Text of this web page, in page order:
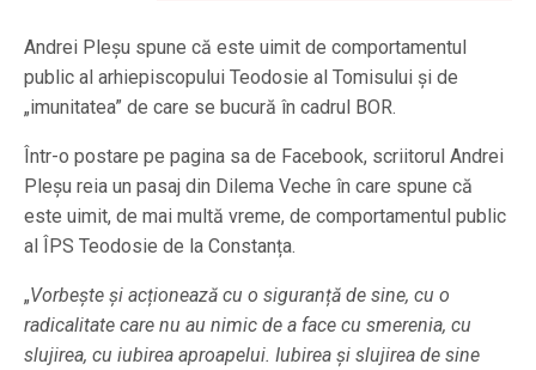
Andrei Pleșu spune că este uimit de comportamentul
public al arhiepiscopului Teodosie al Tomisului și de
„imunitatea” de care se bucură în cadrul BOR.
Într-o postare pe pagina sa de Facebook, scriitorul Andrei
Pleșu reia un pasaj din Dilema Veche în care spune că
este uimit, de mai multă vreme, de comportamentul public
al ÎPS Teodosie de la Constanța.
„Vorbește și acționează cu o siguranță de sine, cu o
radicalitate care nu au nimic de a face cu smerenia, cu
slujirea, cu iubirea aproapelui. Iubirea și slujirea de sine